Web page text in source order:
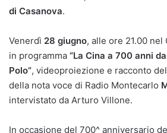
di Casanova.
Venerdì 28 giugno, alle ore 21.00
in programma “La Cina a 700 anni
Polo”, videoproiezione e racconto
della nota voce di Radio Montecarlo
intervistato da Arturo Villone.
In occasione del 700^ anniversario